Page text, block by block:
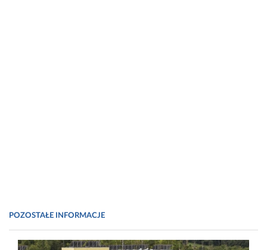
POZOSTAŁE INFORMACJE